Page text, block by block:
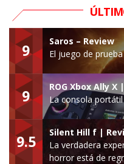
9
Saros – Review
El juego de
9
ROG Xbox Ally X
La consola
9.5
Silent Hill f |
La verdadera
horror está de